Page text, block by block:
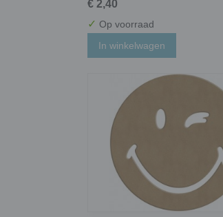
€ 2,40
✓ Op voorraad
In winkelwagen